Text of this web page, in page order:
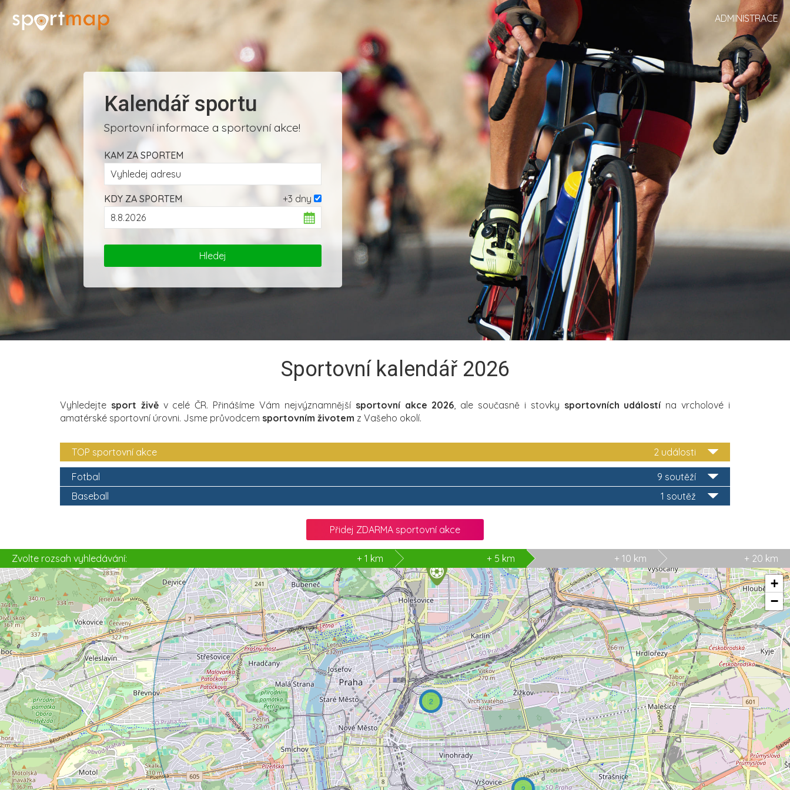
ADMINISTRACE
Kalendář sportu
Sportovní informace a sportovní akce!
KAM ZA SPORTEM
+3 dny
KDY ZA SPORTEM
Sportovní kalendář 2026
Vyhledejte sport živěv celé ČR. Přinášíme Vám nejvýznamnější sportovní akce 2026, ale současně i stovky sportovních událostína vrcholové i
amatérské sportovní úrovni. Jsme průvodcem sportovním životem z Vašeho okolí.
2 události
TOP sportovní akce
9 soutěží
Fotbal
1 soutěž
Baseball
Přidej ZDARMA sportovní akce
Zvolte rozsah vyhledávání: + 1 km + 5 km + 10 km + 20 km
2
+
−